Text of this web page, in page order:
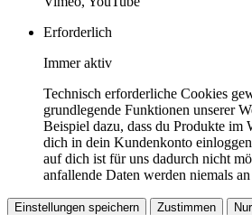
Erforderlich
Immer aktiv
Technisch erforderliche Cookies
grundlegende Funktionen unserer
Beispiel dazu, dass du Produkte im
dich in dein Kundenkonto
auf dich ist für uns dadurch nicht
anfallende Daten werden niemals
Einstellungen speichern Zustimmen